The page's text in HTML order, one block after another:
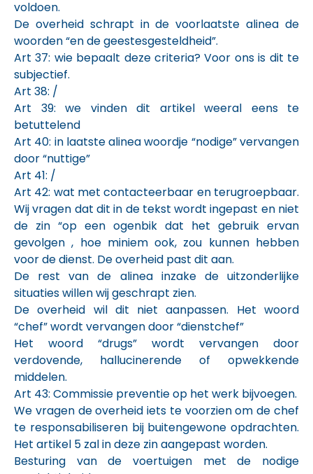
voldoen.
De overheid schrapt in de voorlaatste alinea de
woorden “en de geestesgesteldheid”.
Art 37: wie bepaalt deze criteria? Voor ons is dit te
subjectief.
Art 38: /
Art 39: we vinden dit artikel weeral eens te
betuttelend
Art 40: in laatste alinea woordje “nodige” vervangen
door “nuttige”
Art 41: /
Art 42: wat met contacteerbaar en terugroepbaar.
Wij vragen dat dit in de tekst wordt ingepast en niet
de zin “op een ogenbik dat het gebruik ervan
gevolgen , hoe miniem ook, zou kunnen hebben
voor de dienst. De overheid past dit aan.
De rest van de alinea inzake de uitzonderlijke
situaties willen wij geschrapt zien.
De overheid wil dit niet aanpassen. Het woord
“chef” wordt vervangen door “dienstchef”
Het woord “drugs” wordt vervangen door
verdovende, hallucinerende of opwekkende
middelen.
Art 43: Commissie preventie op het werk bijvoegen.
We vragen de overheid iets te voorzien om de chef
te responsabiliseren bij buitengewone opdrachten.
Het artikel 5 zal in deze zin aangepast worden.
Besturing van de voertuigen met de nodige